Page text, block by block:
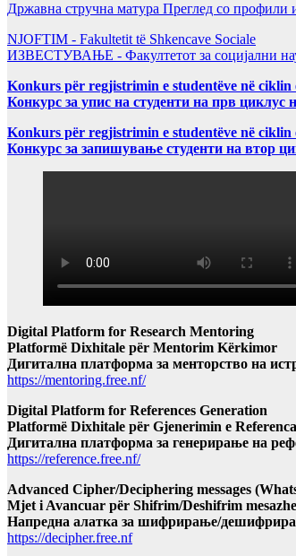
Државна стручна матура Преглед со профили
NJOFTIM - Fakultetit të Shkencave Sociale
ИЗВЕСТУВАЊЕ - Факултетот за социјални
Konkurs për regjistrimin e studentëve në ciklin
Конкурс за упис на студенти на прв циклус
Konkurs për regjistrimin e studentëve në ciklin
Конкурс за запишување студенти на втор
Digital Platform for Research Mentoring
Platformë Dixhitale për Mentorim Kërkimor
Дигитална платформа за менторство на
https://mentoring.free.nf/
Digital Platform for References Generation
Platformë Dixhitale për Gjenerimin e
Дигитална платформа за генерирање на
https://reference.free.nf/
Advanced Cipher/Deciphering messages
Mjet i Avancuar për Shifrim/Deshifrim
Напредна алатка за шифрирање/
https://decipher.free.nf